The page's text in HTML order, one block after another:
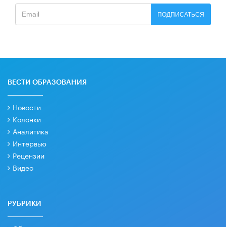
ПОДПИСАТЬСЯ
ВЕСТИ ОБРАЗОВАНИЯ
Новости
Колонки
Аналитика
Интервью
Рецензии
Видео
РУБРИКИ